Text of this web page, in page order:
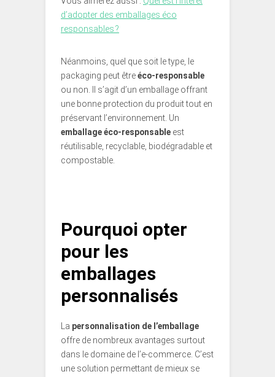
d’adopter des emballages éco
responsables ?
Néanmoins, quel que soit le type, le
packaging peut êtreéco-responsable
ou non. Il s’agit d’un emballage offrant
une bonne protection du produit tout en
préservant l’environnement. Un
emballage éco-responsable est
réutilisable, recyclable, biodégradable et
compostable.
Pourquoi opter
pour les
emballages
personnalisés
La personnalisation de l’emballage
offre de nombreux avantages surtout
dans le domaine de l’e-commerce. C’est
une solution permettant de mieux se